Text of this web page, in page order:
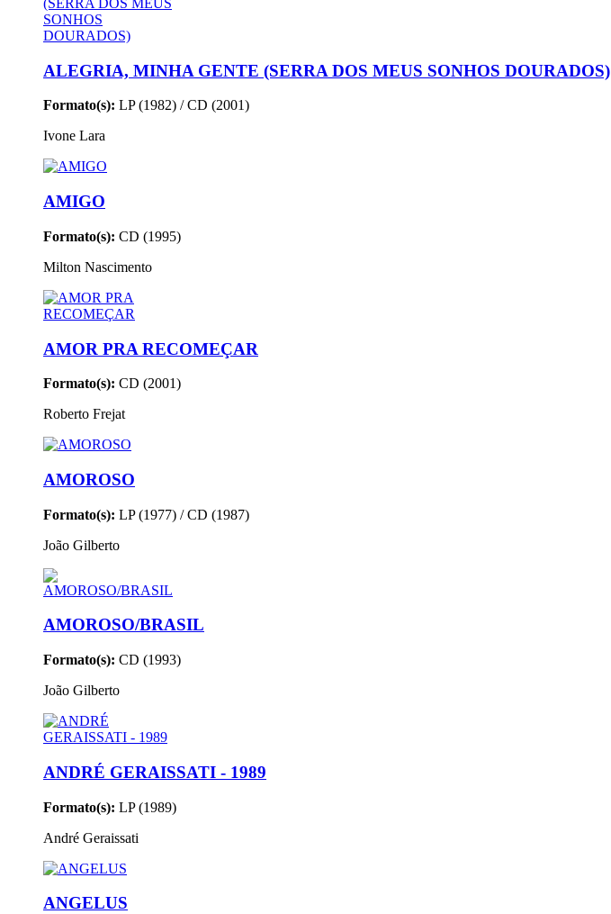
ALEGRIA, MINHA GENTE (SERRA DOS MEUS SONHOS DOURADOS)
Formato(s): LP (1982) / CD (2001)
Ivone Lara
AMIGO
Formato(s): CD (1995)
Milton Nascimento
AMOR PRA RECOMEÇAR
Formato(s): CD (2001)
Roberto Frejat
AMOROSO
Formato(s): LP (1977) / CD (1987)
João Gilberto
AMOROSO/BRASIL
Formato(s): CD (1993)
João Gilberto
ANDRÉ GERAISSATI - 1989
Formato(s): LP (1989)
André Geraissati
ANGELUS